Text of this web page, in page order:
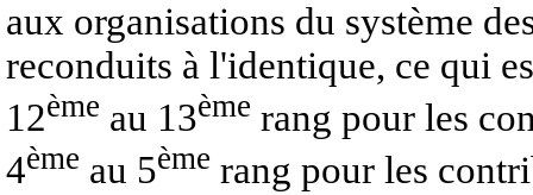
aux organisations du système
reconduits à l'identique, ce qui
12ème au 13ème rang pour les
4ème au 5ème rang pour les